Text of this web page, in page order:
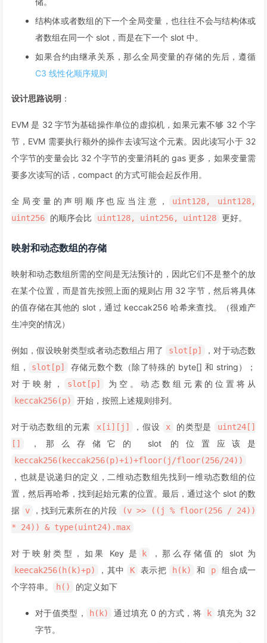
结构体或者数组的下一个全局变量，也往往不会与结构体或
者数组在同一个 slot，而是在下一个 slot 中。
如果合约由继承关系，那么全局变量的存储的先后，遵循
C3 线性化顺序规则
设计思路说明 ：
EVM 是 32 字节为基础操作单位的虚拟机，如果元素不够 32 个字
节，EVM 需要执行额外的操作去读写这个元素。因此读写小于 32
个字节的变量会比 32 个字节的变量消耗的 gas 更多，如果变量需
要多次读写的话，compact 的方式可能会起反作用。
全局变量的声明顺序也应当注意，
uint128, uint128,
uint256
的顺序会比 uint128, uint256, uint128 更好。
映射和动态数组的存储
映射和动态数组所需的空间是无法预计的，因此它们不是整个的放
在某个位置，而是首先按照上面的规则占用 32 字节，然后将具体
的值存储在其他的 slot，通过 keccak256 哈希来查找。（很难产
生冲突的情况）
例如，假设映射类型或者动态数组占用了 slot[p]
，对于动态数
组，
slot[p]
存储元数个数（除了特殊的 byte[] 和 string）；
对于映射，
slot[p] 为空。动态数组元素的位置将从
keccak256(p) 开始，按照上述规则排列。
对于动态数组的元素 x[i][j] ，假设 x 的类型是
uint24[]
[]
，那么存储它的 slot 的位置应该是
keccak256(keccak256(p)+i)+floor(j/floor(256/24))
，也就是说递归的定义，二维动态数组先找到一维动态数组的位
置，然后再哈希，找到起始元素的位置。最后，通过这个 slot 的数
据
v ，找到元素所在的片段
(v >> ((j % floor(256 / 24))
* 24)) & type(uint24).max
对于映射类型，如果 Key 是 k ，那么存储值的 slot 为
keecak256(h(k)+p) ，其中 K 表示把 h(k) 和 p
组合成一
个字符串。
h() 的定义如下
对于值类型， h(k) 通过填充 0 的方式，将 k
填充为 32
字节。